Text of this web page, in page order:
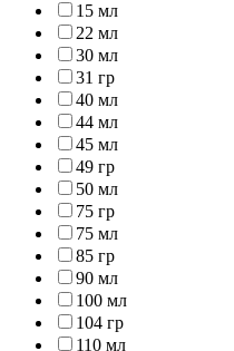
15 мл
22 мл
30 мл
31 гр
40 мл
44 мл
45 мл
49 гр
50 мл
75 гр
75 мл
85 гр
90 мл
100 мл
104 гр
110 мл